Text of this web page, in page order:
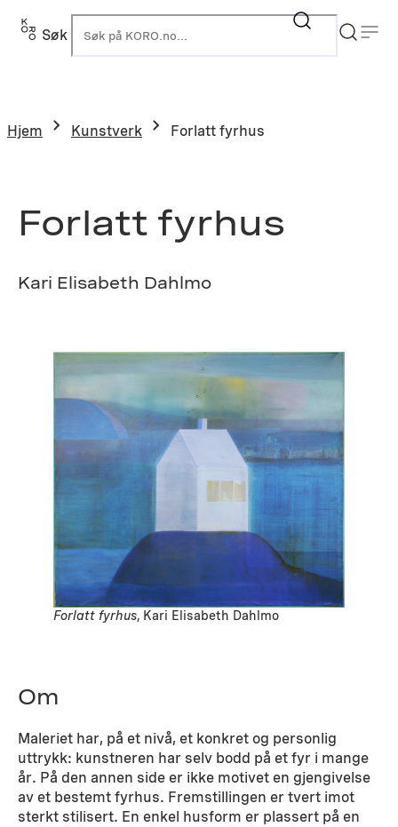
Hopp
Søk
Hjem Kunstverk Forlatt fyrhus
Forlatt fyrhus
Kari Elisabeth Dahlmo
Forlatt fyrhus, Kari Elisabeth Dahlmo
Om
Maleriet har, på et nivå, et konkret og personlig
uttrykk: kunstneren har selv bodd på et fyr i mange
år. På den annen side er ikke motivet en gjengivelse
av et bestemt fyrhus. Fremstillingen er tvert imot
sterkt stilisert. En enkel husform er plassert på en